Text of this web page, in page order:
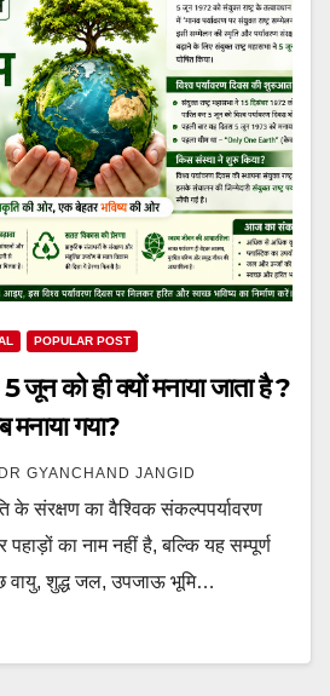
POPULAR POST
5 जून को ही क्यों मनाया जाता है ?
मनाया गया?
DR GYANCHAND JANGID
के संरक्षण का वैश्विक संकल्पपर्यावरण
का नाम नहीं है, बल्कि यह सम्पूर्ण
वायु, शुद्ध जल, उपजाऊ भूमि…